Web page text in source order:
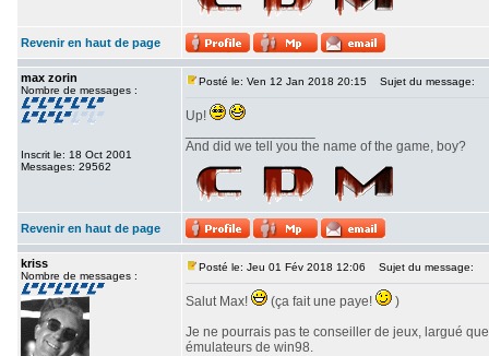
Revenir en haut de page
max zorin
Nombre de messages :
Inscrit le: 18 Oct 2001
Messages: 29562
Posté le: Ven 12 Jan 2018 20:15 Sujet du message:
Up!
And did we tell you the name of the game, boy?
Revenir en haut de page
kriss
Nombre de messages :
Posté le: Jeu 01 Fév 2018 12:06 Sujet du message:
Salut Max! (ça fait une paye!
)
Je ne pourrais pas te conseiller de jeux, largué
émulateurs de win98.